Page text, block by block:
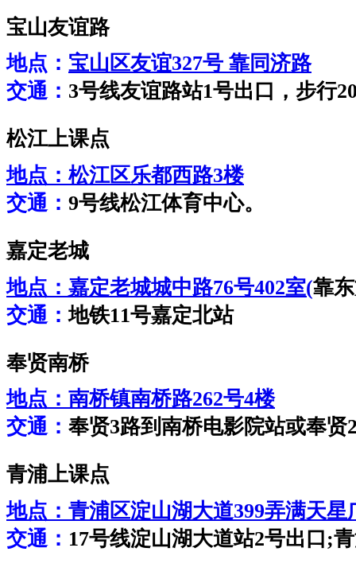
宝山友谊路
地点： 宝山区友谊327号 靠同济路
交通： 3号线友谊路站1号出口，步行
松江上课点
地点： 松江区乐都西路3楼
交通： 9号线松江体育中心。
嘉定老城
地点： 嘉定老城城中路76号402室(靠
交通：地铁11号嘉定北站
奉贤南桥
地点： 南桥镇南桥路262号4楼
交通： 奉贤3路到南桥电影院站或奉
青浦上课点
地点： 青浦区淀山湖大道399弄满天星
交通： 17号线淀山湖大道站2号出口;